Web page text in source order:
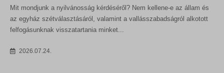
Mit mondjunk a nyilvánosság kérdéséről? Nem kellene-e az állam és
az egyház szétválasztásáról, valamint a vallásszabadságról alkotott
felfogásunknak visszatartania minket...
2026.07.24.